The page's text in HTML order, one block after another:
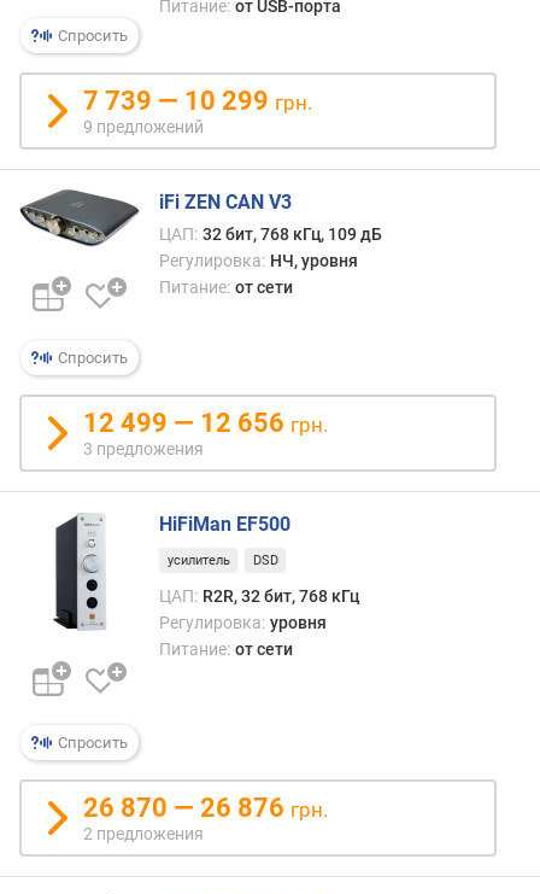
.
ч
а
с
т
о
т
а
м
а
с
.
ч
а
с
т
т
l
e
o
t
h
п
о
Спросить
Питание: от USB-порта
7 739 — 10 299 грн.
9 предложений
Спросить
iFi ZEN CAN V3
ЦАП: 32 бит, 768 кГц, 109 дБ
Регулировка: НЧ, уровня
Питание: от сети
12 499 — 12 656 грн.
3 предложения
Спросить
HiFiMan EF500
усилитель DSD
ЦАП: R2R, 32 бит, 768 кГц
Регулировка: уровня
Питание: от сети
26 870 — 26 876 грн.
2 предложения